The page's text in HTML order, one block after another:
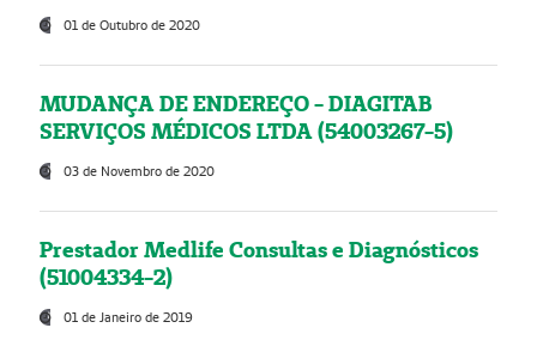
01 de Outubro de 2020
MUDANÇA DE ENDEREÇO - DIAGITAB
SERVIÇOS MÉDICOS LTDA (54003267-5)
03 de Novembro de 2020
Prestador Medlife Consultas e Diagnósticos
(51004334-2)
01 de Janeiro de 2019